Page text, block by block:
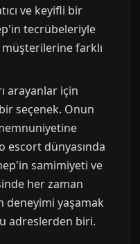
ve keyifli bir
tecrübeleriyle
farklı
arayanlar için
seçenek. Onun
escort dünyasında
samimiyeti ve
her zaman
deneyimi yaşamak
adreslerden biri.